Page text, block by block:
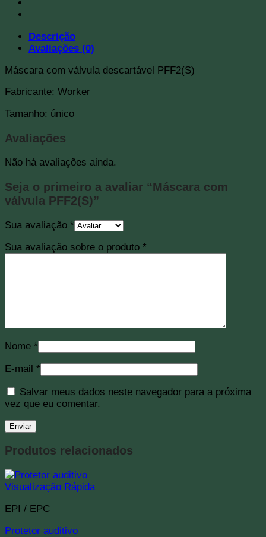
Descrição
Avaliações (0)
Máscara com válvula descartável PFF2(S)
Fabricante: Worker
Tamanho: único
Avaliações
Não há avaliações ainda.
Seja o primeiro a avaliar “Máscara com
válvula PFF2(S)”
Sua avaliação *
Sua avaliação sobre o produto *
Nome *
E-mail *
Salvar meus dados neste navegador para a próxima
vez que eu comentar.
Produtos relacionados
Visualização Rápida
EPI / EPC
Protetor auditivo